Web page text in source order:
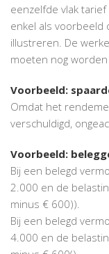
eenzelfde vlak
enkel als voorbeeld
illustreren. De
moeten nog worden
Voorbeeld:
Omdat het
verschuldigd,
Voorbeeld:
Bij een belegd
2.000 en de
minus € 600)).
Bij een belegd
4.000 en de